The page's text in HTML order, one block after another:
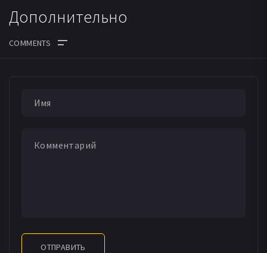
Дополнительно
ОТПРАВИТЬ